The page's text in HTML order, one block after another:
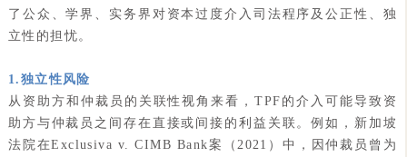
了公众、学界、实务界对资本过度介入司法程序及公正性、独
立性的担忧。
1.独立性风险
从资助方和仲裁员的关联性视角来看，TPF的介入可能导致资
助方与仲裁员之间存在直接或间接的利益关联。例如，新加坡
法院在Exclusiva v. CIMB Bank案（2021）中，因仲裁员曾为